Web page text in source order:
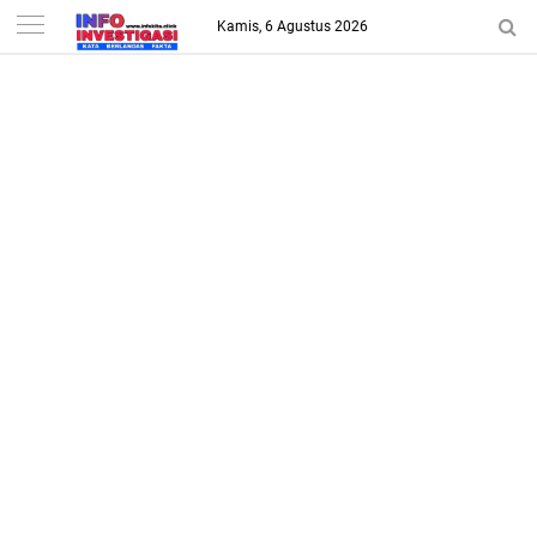
-->
Kamis, 6 Agustus 2026